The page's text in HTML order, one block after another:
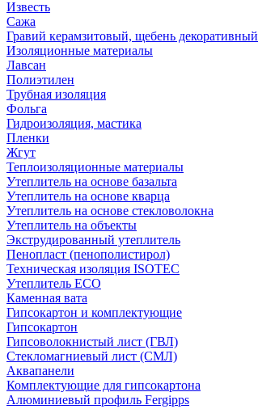
Известь
Сажа
Гравий керамзитовый, щебень декоративный
Изоляционные материалы
Лавсан
Полиэтилен
Трубная изоляция
Фольга
Гидроизоляция, мастика
Пленки
Жгут
Теплоизоляционные материалы
Утеплитель на основе базальта
Утеплитель на основе кварца
Утеплитель на основе стекловолокна
Утеплитель на объекты
Экструдированный утеплитель
Пенопласт (пенополистирол)
Техническая изоляция ISOTEC
Утеплитель ECO
Каменная вата
Гипсокартон и комплектующие
Гипсокартон
Гипсоволокнистый лист (ГВЛ)
Стекломагниевый лист (СМЛ)
Аквапанели
Комплектующие для гипсокартона
Алюминиевый профиль Fergipps